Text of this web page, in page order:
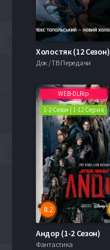
Холостяк (12 Сезон)
Док / ТВ Передачи
WEB-DLRip
1-2 Сезон | 1-12 Серия
8.2
Андор (1-2 Сезон)
Фантастика